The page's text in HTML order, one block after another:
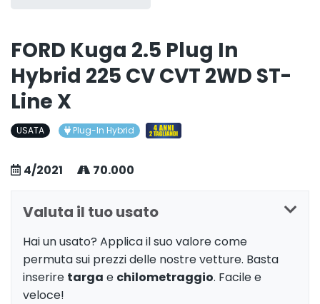
FORD Kuga 2.5 Plug In
Hybrid 225 CV CVT 2WD ST-
Line X
USATA Plug-In Hybrid
4/2021 70.000
Valuta il tuo usato
Hai un usato? Applica il suo valore come
permuta sui prezzi delle nostre vetture. Basta
inserire targa e chilometraggio. Facile e
veloce!